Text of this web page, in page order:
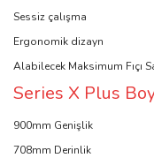
Sessiz çalışma
Ergonomik dizayn
Alabilecek Maksimum Fıçı
Series X Plus
900mm Genişlik
708mm Derinlik